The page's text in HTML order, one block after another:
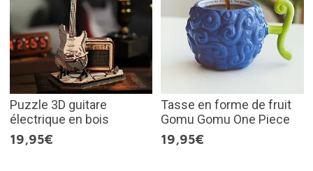
Puzzle 3D guitare
électrique en bois
19,95€
Tasse en forme de fruit
Gomu Gomu One Piece
19,95€